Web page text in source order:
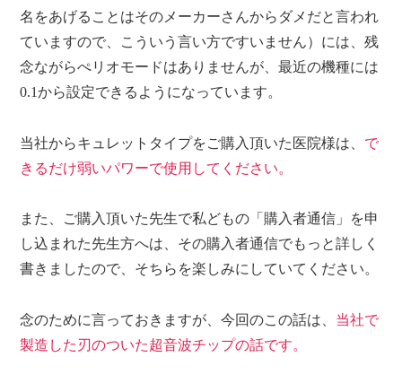
名をあげることはそのメーカーさんからダメだと言われ
ていますので、こういう言い方ですいません）には、残
念ながらぺリオモードはありませんが、最近の機種には
0.1から設定できるようになっています。
当社からキュレットタイプをご購入頂いた医院様は、 で
きるだけ弱いパワーで使用してください。
また、ご購入頂いた先生で私どもの「購入者通信」を申
し込まれた先生方へは、その購入者通信でもっと詳しく
書きましたので、そちらを楽しみにしていてください。
念のために言っておきますが、今回のこの話は、 当社で
製造した刃のついた超音波チップの話です。